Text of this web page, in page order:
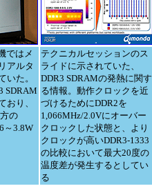
ではメ
アルタ
いた。
SDRAM
おり、
の
～3.8W
テクニカルセッションのス
ライドに示されていた、
DDR3 SDRAMの発熱に関す
る情報。動作クロックを近
づけるためにDDR2を
1,066MHz/2.0Vにオーバー
クロックした状態と、より
クロックが高いDDR3-1333
の比較において最大20度の
温度差が発生するとしてい
る